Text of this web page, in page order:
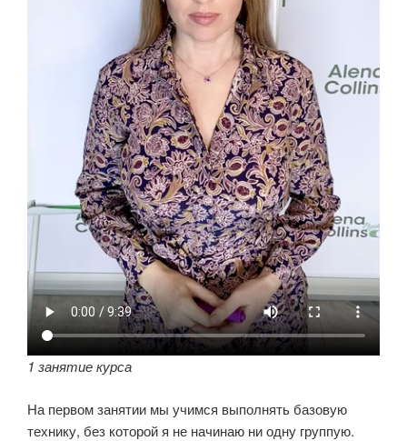
1 занятие курса
На первом занятии мы учимся выполнять базовую
технику, без которой я не начинаю ни одну группую.